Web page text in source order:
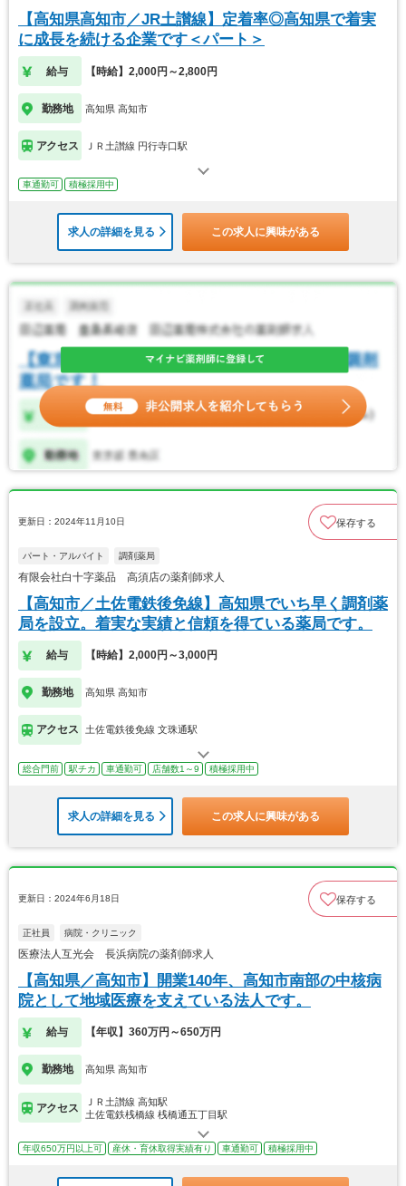
【高知県高知市／JR土讃線】定着率◎高知県で着実
に成長を続ける企業です＜パート＞
給与 【時給】2,000円～2,800円
勤務地 高知県 高知市
アクセス ＪＲ土讃線 円行寺口駅
車通勤可 積極採用中
求人の詳細を見る この求人に興味がある
更新日：2024年11月10日 保存する
パート・アルバイト 調剤薬局
有限会社白十字薬品 高須店の薬剤師求人
【高知市／土佐電鉄後免線】高知県でいち早く調剤薬
局を設立。着実な実績と信頼を得ている薬局です。
給与 【時給】2,000円～3,000円
勤務地 高知県 高知市
アクセス 土佐電鉄後免線 文珠通駅
総合門前 駅チカ 車通勤可 店舗数1～9 積極採用中
求人の詳細を見る この求人に興味がある
更新日：2024年6月18日 保存する
正社員 病院・クリニック
医療法人互光会 長浜病院の薬剤師求人
【高知県／高知市】開業140年、高知市南部の中核病
院として地域医療を支えている法人です。
給与 【年収】360万円～650万円
勤務地 高知県 高知市
アクセス
ＪＲ土讃線 高知駅
土佐電鉄桟橋線 桟橋通五丁目駅
年収650万円以上可 産休・育休取得実績有り 車通勤可 積極採用中